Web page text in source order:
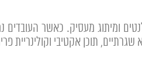
ומיתוג מעסיק. כאשר
תוכן אקטיבי וקולינריית